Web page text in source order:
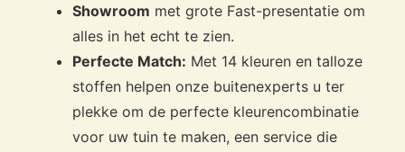
Showroom met grote Fast-presentatie om
alles in het echt te zien.
Perfecte Match: Met 14 kleuren en talloze
stoffen helpen onze buitenexperts u ter
plekke om de perfecte kleurencombinatie
voor uw tuin te maken, een service die